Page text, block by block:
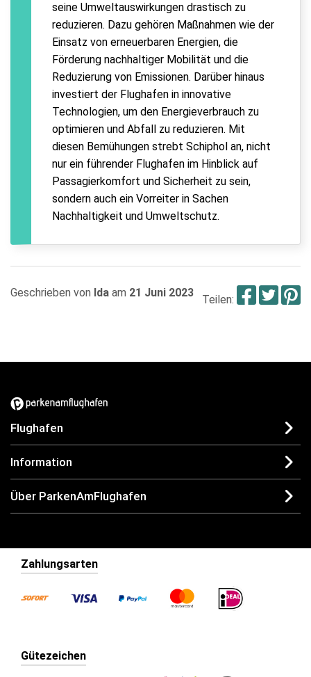
seine Umweltauswirkungen drastisch zu
reduzieren. Dazu gehören Maßnahmen wie der
Einsatz von erneuerbaren Energien, die
Förderung nachhaltiger Mobilität und die
Reduzierung von Emissionen. Darüber hinaus
investiert der Flughafen in innovative
Technologien, um den Energieverbrauch zu
optimieren und Abfall zu reduzieren. Mit
diesen Bemühungen strebt Schiphol an, nicht
nur ein führender Flughafen im Hinblick auf
Passagierkomfort und Sicherheit zu sein,
sondern auch ein Vorreiter in Sachen
Nachhaltigkeit und Umweltschutz.
Geschrieben von Ida am 21 Juni 2023
Teilen:
Flughafen
Information
Über ParkenAmFlughafen
Zahlungsarten
Gütezeichen